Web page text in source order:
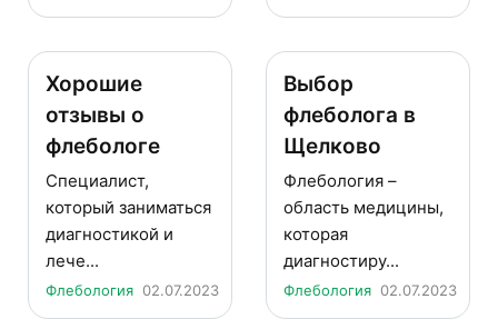
Хорошие
отзывы о
флебологе
Специалист,
который заниматься
диагностикой и
лече...
Флебология 02.07.2023
Выбор
флеболога в
Щелково
Флебология –
область медицины,
которая
диагностиру...
Флебология 02.07.2023